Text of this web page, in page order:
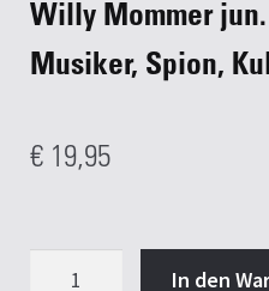
Willy Mommer jun.
Musiker, Spion,
€ 19,95
In den